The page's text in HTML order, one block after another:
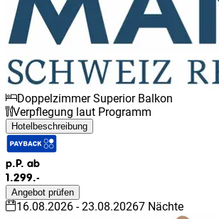
Doppelzimmer Superior Balkon
Verpflegung laut Programm
Hotelbeschreibung
p.P. ab
1.299.-
Angebot prüfen
16.08.2026 -23.08.20267 Nächte